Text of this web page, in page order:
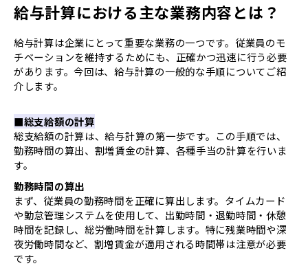
す。
給与計算における主な業務内容とは？
給与計算は企業にとって重要な業務の一つです。従業員のモ
チベーションを維持するためにも、正確かつ迅速に行う必要
があります。今回は、給与計算の一般的な手順についてご紹
介します。
■総支給額の計算
総支給額の計算は、給与計算の第一歩です。この手順では、
勤務時間の算出、割増賃金の計算、各種手当の計算を行いま
す。
勤務時間の算出
まず、従業員の勤務時間を正確に算出します。タイムカード
や勤怠管理システムを使用して、出勤時間・退勤時間・休憩
時間を記録し、総労働時間を計算します。特に残業時間や深
夜労働時間など、割増賃金が適用される時間帯は注意が必要
です。